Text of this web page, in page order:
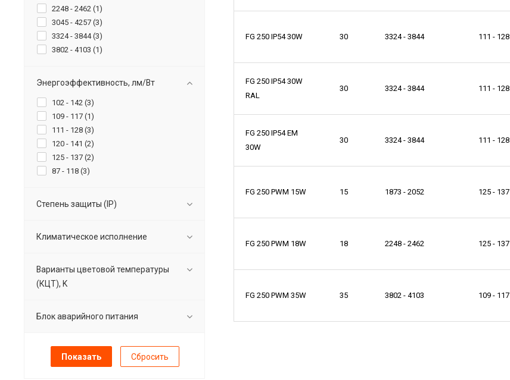
FG 250 IP54 30W 30 3324 - 3844 111 - 128
FG 250 IP54 30W
RAL
30 3324 - 3844 111 - 128
FG 250 IP54 EM
30W
30 3324 - 3844 111 - 128
FG 250 PWM 15W 15 1873 - 2052 125 - 137
FG 250 PWM 18W 18 2248 - 2462 125 - 137
FG 250 PWM 35W 35 3802 - 4103 109 - 117
2248 - 2462 (1)
3045 - 4257 (3)
3324 - 3844 (3)
3802 - 4103 (1)
Энергоэффективность, лм/Вт
102 - 142 (3)
109 - 117 (1)
111 - 128 (3)
120 - 141 (2)
125 - 137 (2)
87 - 118 (3)
Степень защиты (IP)
Климатическое исполнение
Варианты цветовой температуры
(КЦТ), K
Блок аварийного питания
Сбросить